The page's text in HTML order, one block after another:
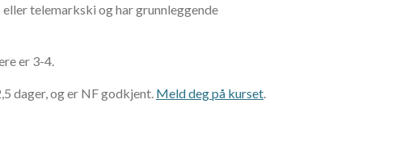
eller telemarkski og har grunnleggende
er 3-4.
dager, og er NF godkjent. Meld deg på kurset.